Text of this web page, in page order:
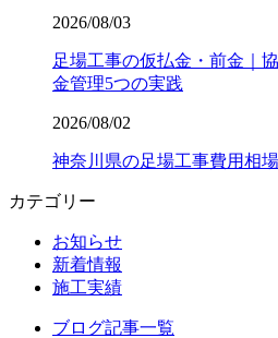
2026/08/03
足場工事の仮払金・前金｜
金管理5つの実践
2026/08/02
神奈川県の足場工事費用相
カテゴリー
お知らせ
新着情報
施工実績
ブログ記事一覧